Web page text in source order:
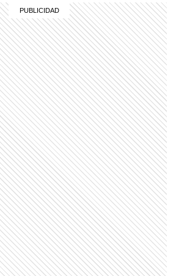
días más "argentinos" que existe?
MI PAIS
24 de junio: la increíble coincidencia
entre Fangio y Sabato
SABER MAS
Día Mundial de la Ciencia y la
Tecnología: por qué se celebra el 10
de abril en homenaje a Bernardo
Houssay
EL MUNDO
Así es el salar de Coipasa, uno de los
grandes paisajes de Bolivia
NATURALEZA
¿La montaña más alta está bajo el